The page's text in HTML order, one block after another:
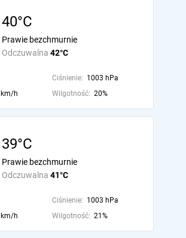
40°C
Odczuwalna 42°C
Prawie bezchmurnie
Ciśnienie: 1003 hPa
h Wilgotność: 20%
39°C
Odczuwalna 41°C
Prawie bezchmurnie
Ciśnienie: 1003 hPa
h Wilgotność: 21%